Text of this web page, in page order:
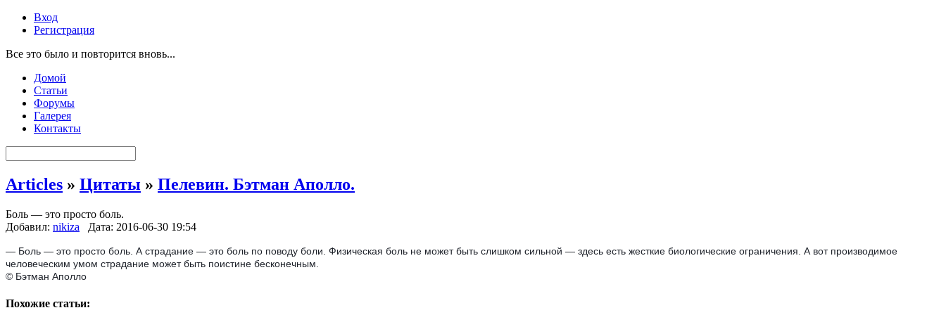
Вход
Регистрация
Все это было и повторится вновь...
Домой
Статьи
Форумы
Галерея
Контакты
Articles » Цитаты » Пелевин. Бэтман Аполло.
Боль — это просто боль.
Добавил: nikiza Дата: 2016-06-30 19:54
— Боль — это просто боль. А страдание — это боль по поводу боли. Физическая боль не может быть слишком сильной — здесь есть жесткие биологические ограничения. А вот производимое
человеческим умом страдание может быть поистине бесконечным.
© Бэтман Аполло
Похожие статьи: